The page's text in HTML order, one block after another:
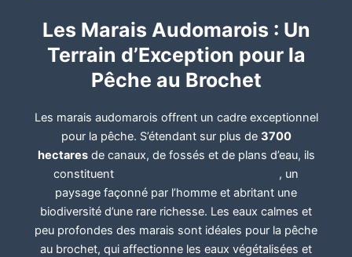
Les Marais Audomarois : Un
Terrain d’Exception pour la
Pêche au Brochet
Les marais audomarois offrent un cadre exceptionnel
pour la pêche. S’étendant sur plus de 3700
hectaresde canaux, de fossés et de plans d’eau, ils
constituent
, un
paysage façonné par l’homme et abritant une
biodiversité d’une rare richesse. Les eaux calmes et
peu profondes des marais sont idéales pour la pêche
au brochet, qui affectionne les eaux végétalisées et